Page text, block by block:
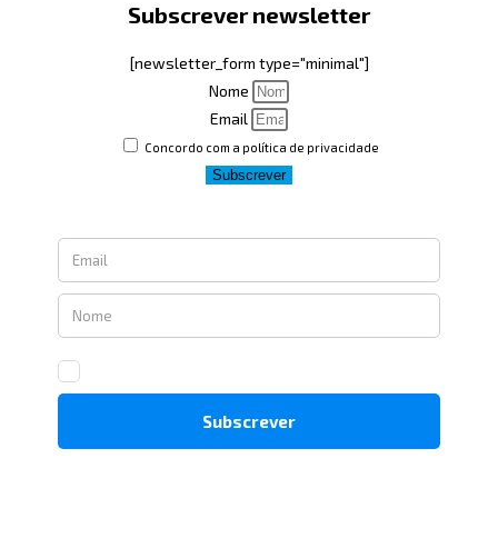
Subscrever newsletter
[newsletter_form type="minimal"]
Nome
Email
Concordo com a política de privacidade
Subscrever